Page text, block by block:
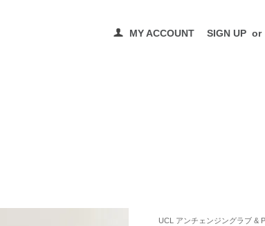
MY ACCOUNT SIGN UP or
UCL アンチェンジングラブ &